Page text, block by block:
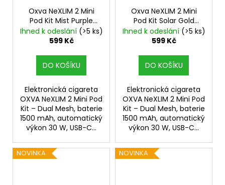
Oxva NeXLIM 2 Mini
Pod Kit Mist Purple
1500mAh
Ihned k odeslání (>5 ks)
599 Kč
DO KOŠÍKU
Elektronická cigareta
OXVA NeXLIM 2 Mini Pod
Kit – Dual Mesh, baterie
1500 mAh, automatický
výkon 30 W, USB-C...
Oxva NeXLIM 2 Mini
Pod Kit Solar Gold
1500mAh
Ihned k odeslání (>5 ks)
599 Kč
DO KOŠÍKU
Elektronická cigareta
OXVA NeXLIM 2 Mini Pod
Kit – Dual Mesh, baterie
1500 mAh, automatický
výkon 30 W, USB-C...
NOVINKA NOVINKA